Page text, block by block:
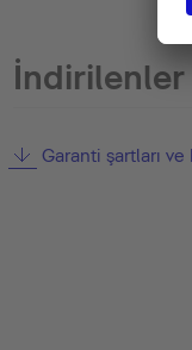
İndirilenler
Garanti şartları ve